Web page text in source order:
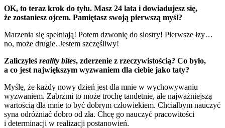
OK, to teraz krok do tyłu. Masz 24 lata i dowiadujesz się,
że zostaniesz ojcem. Pamiętasz swoją pierwszą myśl?
Marzenia się spełniają! Potem dzwonię do siostry! Pierwsze łzy…
no, może drugie. Jestem szczęśliwy!
Zaliczyłeś reality bites, zderzenie z rzeczywistością? Co było,
a co jest największym wyzwaniem dla ciebie jako taty?
Myślę, że każdy nowy dzień jest dla mnie w wychowywaniu
wyzwaniem. Zabrzmi to może trochę tandetnie, ale najważniejszą
wartością dla mnie to być dobrym człowiekiem. Chciałbym nauczyć
syna odróżniać dobro od zła. Chcę go nauczyć pracowitości
i determinacji w realizacji postanowień.